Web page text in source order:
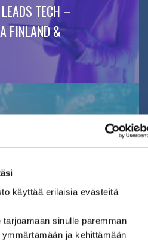
käyttää erilaisia evästeitä
sinulle paremman
ja kehittämään
TECH –
FINLAND &
(suomeksi)
SÄÄNTELY